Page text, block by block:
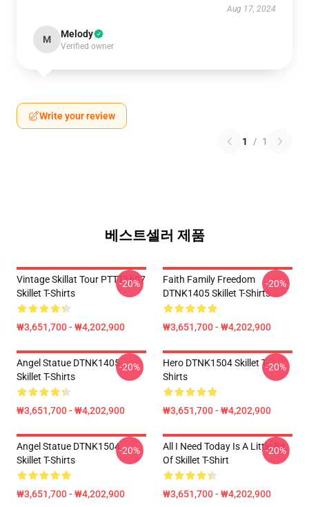
Aug 17, 2024
M Melody
Verified owner
Write your review
1 / 1
베스트셀러 제품
Vintage Skillat Tour PTTT1607
Skillet T-Shirts
₩3,651,700 - ₩4,202,900
-20%
Faith Family Freedom
DTNK1405 Skillet T-Shirts
₩3,651,700 - ₩4,202,900
-20%
Angel Statue DTNK1405
Skillet T-Shirts
₩3,651,700 - ₩4,202,900
-20%
Hero DTNK1504 Skillet T-
Shirts
₩3,651,700 - ₩4,202,900
-20%
Angel Statue DTNK1504
Skillet T-Shirts
₩3,651,700 - ₩4,202,900
-20%
All I Need Today Is A Little Bit
Of Skillet T-Shirt
₩3,651,700 - ₩4,202,900
-20%